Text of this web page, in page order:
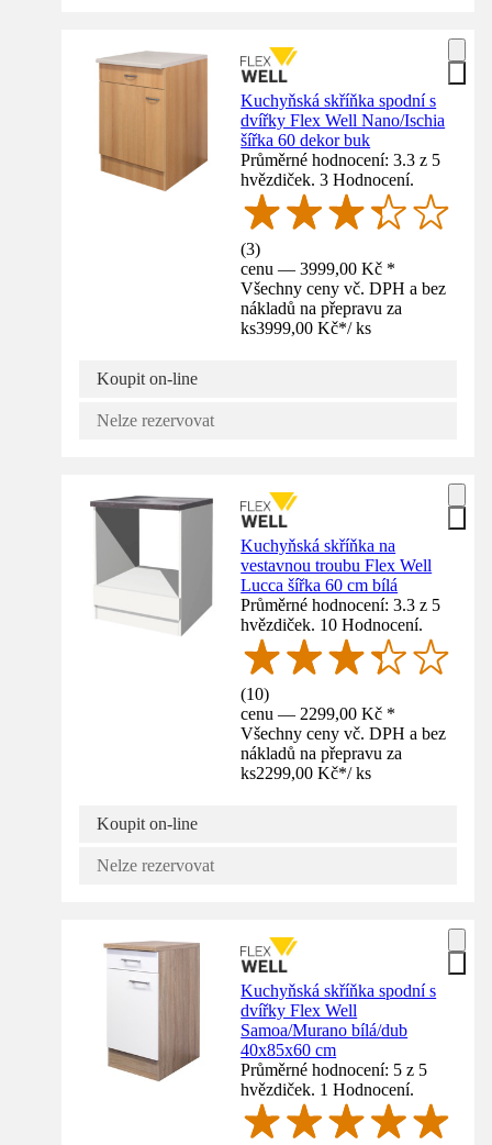
Kuchyňská skříňka spodní s
dvířky Flex Well Nano/Ischia
šířka 60 dekor buk
Průměrné hodnocení: 3.3 z 5
hvězdiček. 3 Hodnocení.
(3)
cenu — 3999,00 Kč *
Všechny ceny vč. DPH a bez
nákladů na přepravu za
ks3999,00 Kč*/ ks
Koupit on-line
Nelze rezervovat
Kuchyňská skříňka na
vestavnou troubu Flex Well
Lucca šířka 60 cm bílá
Průměrné hodnocení: 3.3 z 5
hvězdiček. 10 Hodnocení.
(10)
cenu — 2299,00 Kč *
Všechny ceny vč. DPH a bez
nákladů na přepravu za
ks2299,00 Kč*/ ks
Koupit on-line
Nelze rezervovat
Kuchyňská skříňka spodní s
dvířky Flex Well
Samoa/Murano bílá/dub
40x85x60 cm
Průměrné hodnocení: 5 z 5
hvězdiček. 1 Hodnocení.